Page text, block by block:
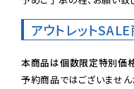
アウトレット
本商品は個数限定特別価格
予約商品ではございません